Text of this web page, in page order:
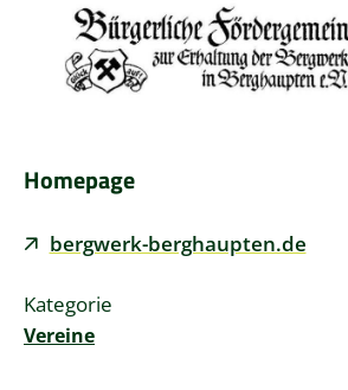
Homepage
bergwerk-berghaupten.de
Vereine